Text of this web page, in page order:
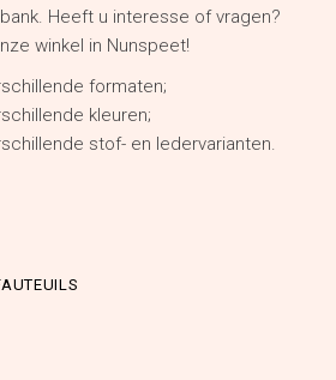
Heeft u interesse of vragen?
winkel in Nunspeet!
formaten;
kleuren;
stof- en ledervarianten.